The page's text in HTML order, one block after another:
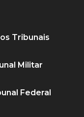
Tribunais
Militar
Federal